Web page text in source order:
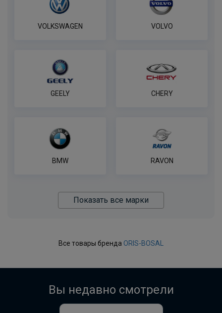
VOLKSWAGEN VOLVO
GEELY CHERY
BMW RAVON
Показать все марки
Все товары бренда ORIS-BOSAL
Вы недавно смотрели